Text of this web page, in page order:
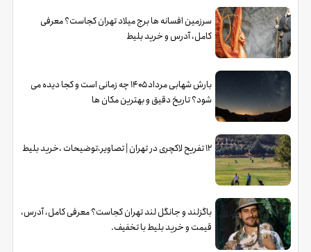
سرزمین افسانه ها برج میلاد تهران کجاست؟ معرفی
کامل، آدرس و خرید بلیط
بارش شهابی مرداد ۱۴۰۵ چه زمانی است و کجا دیده می
شود؟ تاریخ دقیق و بهترین مکان ها
12 تفریح لاکچری در تهران | تصاویر،توضیحات ،خرید بلیط
باگزلند و جانگل لند تهران کجاست؟ معرفی کامل، آدرس،
قیمت و خرید بلیط با تخفیف.